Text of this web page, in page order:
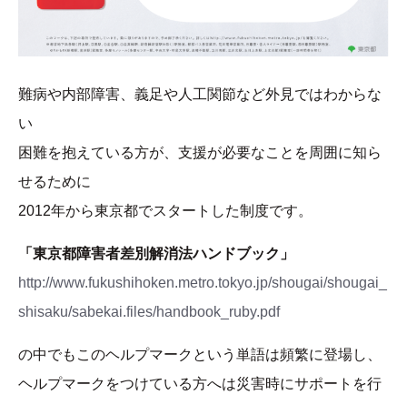
難病や内部障害、義足や人工関節など外見ではわからな
い
困難を抱えている方が、支援が必要なことを周囲に知ら
せるために
2012年から東京都でスタートした制度です。
「東京都障害者差別解消法ハンドブック」
http://www.fukushihoken.metro.tokyo.jp/shougai/shougai_
shisaku/sabekai.files/handbook_ruby.pdf
の中でもこのヘルプマークという単語は頻繁に登場し、
ヘルプマークをつけている方へは災害時にサポートを行